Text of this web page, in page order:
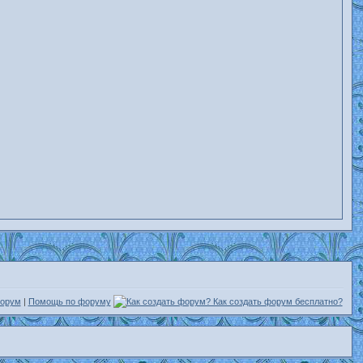
| Помощь по форуму